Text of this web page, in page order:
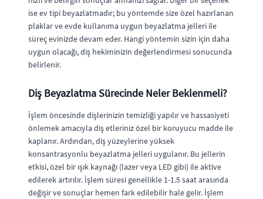
ise ev tipi beyazlatmadır; bu yöntemde size özel hazırlanan
plaklar ve evde kullanıma uygun beyazlatma jelleri ile
süreç evinizde devam eder. Hangi yöntemin sizin için daha
uygun olacağı, diş hekiminizin değerlendirmesi sonucunda
belirlenir.
Diş Beyazlatma Sürecinde Neler Beklenmeli?
İşlem öncesinde dişlerinizin temizliği yapılır ve hassasiyeti
önlemek amacıyla diş etleriniz özel bir koruyucu madde ile
kaplanır. Ardından, diş yüzeylerine yüksek
konsantrasyonlu beyazlatma jelleri uygulanır. Bu jellerin
etkisi, özel bir ışık kaynağı (lazer veya LED gibi) ile aktive
edilerek artırılır. İşlem süresi genellikle 1-1.5 saat arasında
değişir ve sonuçlar hemen fark edilebilir hale gelir. İşlem